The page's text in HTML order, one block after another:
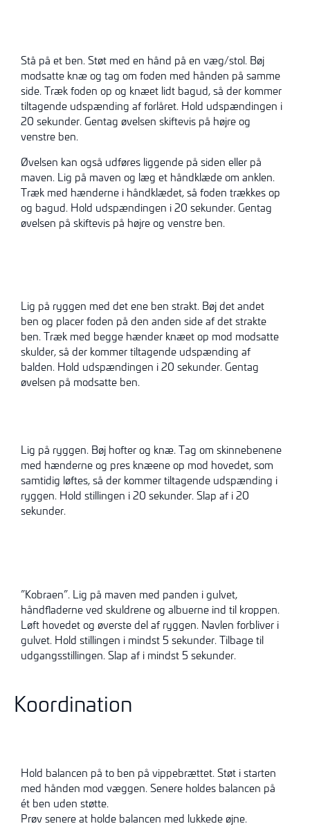
Stå på et ben. Støt med en hånd på en væg/stol. Bøj
modsatte knæ og tag om foden med hånden på samme
side. Træk foden op og knæet lidt bagud, så der kommer
tiltagende udspænding af forlåret. Hold udspændingen i
20 sekunder. Gentag øvelsen skiftevis på højre og
venstre ben.
Øvelsen kan også udføres liggende på siden eller på
maven. Lig på maven og læg et håndklæde om anklen.
Træk med hænderne i håndklædet, så foden trækkes op
og bagud. Hold udspændingen i 20 sekunder. Gentag
øvelsen på skiftevis på højre og venstre ben.
Lig på ryggen med det ene ben strakt. Bøj det andet
ben og placer foden på den anden side af det strakte
ben. Træk med begge hænder knæet op mod modsatte
skulder, så der kommer tiltagende udspænding af
balden. Hold udspændingen i 20 sekunder. Gentag
øvelsen på modsatte ben.
Lig på ryggen. Bøj hofter og knæ. Tag om skinnebenene
med hænderne og pres knæene op mod hovedet, som
samtidig løftes, så der kommer tiltagende udspænding i
ryggen. Hold stillingen i 20 sekunder. Slap af i 20
sekunder.
”Kobraen”. Lig på maven med panden i gulvet,
håndfladerne ved skuldrene og albuerne ind til kroppen.
Løft hovedet og øverste del af ryggen. Navlen forbliver i
gulvet. Hold stillingen i mindst 5 sekunder. Tilbage til
udgangsstillingen. Slap af i mindst 5 sekunder.
Koordination
Hold balancen på to ben på vippebrættet. Støt i starten
med hånden mod væggen. Senere holdes balancen på
ét ben uden støtte.
Prøv senere at holde balancen med lukkede øjne.